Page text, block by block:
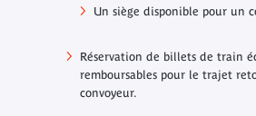
Un siège disponible pour un
Réservation de billets de train
remboursables pour le trajet
convoyeur.